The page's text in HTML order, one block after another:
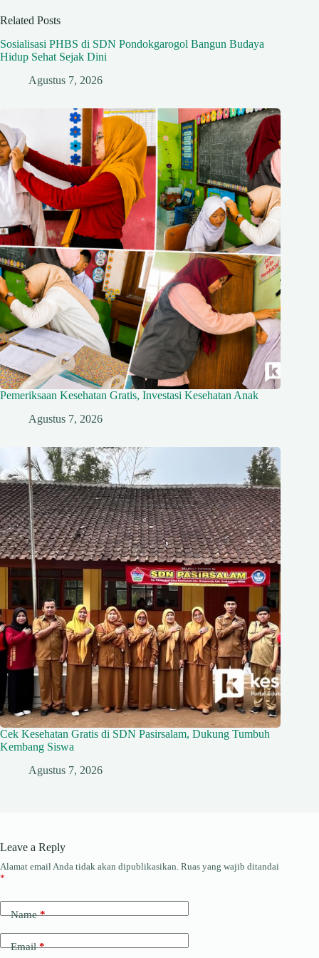
Related Posts
Sosialisasi PHBS di SDN Pondokgarogol Bangun Budaya
Hidup Sehat Sejak Dini
Agustus 7, 2026
Pemeriksaan Kesehatan Gratis, Investasi Kesehatan Anak
Agustus 7, 2026
Cek Kesehatan Gratis di SDN Pasirsalam, Dukung Tumbuh
Kembang Siswa
Agustus 7, 2026
Leave a Reply
Alamat email Anda tidak akan dipublikasikan. Ruas yang wajib ditandai
*
Name*
Email*